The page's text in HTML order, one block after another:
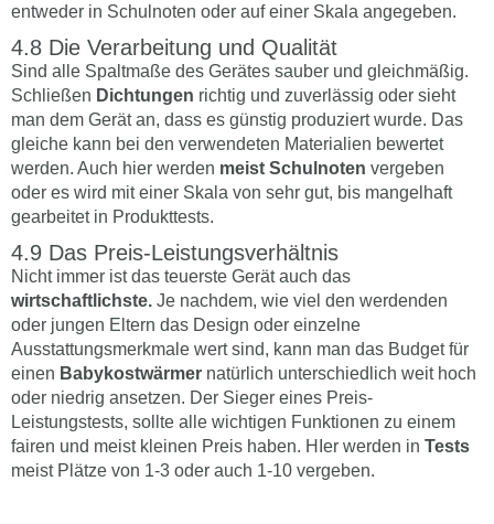
entweder in Schulnoten oder auf einer Skala angegeben.
Die Verarbeitung und Qualität
Sind alle Spaltmaße des Gerätes sauber und gleichmäßig.
Schließen Dichtungen richtig und zuverlässig oder sieht
man dem Gerät an, dass es günstig produziert wurde. Das
gleiche kann bei den verwendeten Materialien bewertet
werden. Auch hier werden meist Schulnoten vergeben
oder es wird mit einer Skala von sehr gut, bis mangelhaft
gearbeitet in Produkttests.
Das Preis-Leistungsverhältnis
Nicht immer ist das teuerste Gerät auch das
wirtschaftlichste. Je nachdem, wie viel den werdenden
oder jungen Eltern das Design oder einzelne
Ausstattungsmerkmale wert sind, kann man das Budget für
einen Babykostwärmer natürlich unterschiedlich weit hoch
oder niedrig ansetzen. Der Sieger eines Preis-
Leistungstests, sollte alle wichtigen Funktionen zu einem
fairen und meist kleinen Preis haben. HIer werden in Tests
meist Plätze von 1-3 oder auch 1-10 vergeben.